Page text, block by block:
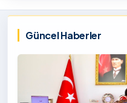
İçin
Tıklayınız
Güncel Haberler